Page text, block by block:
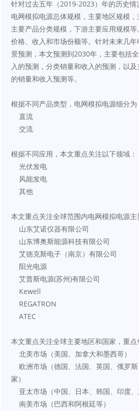
针对过去五年（2019-2023）年的历史
电网模拟电源总体规模，主要地区规模，
主要产品分类规模，下游主要应用规模等
价格、收入和市场份额等。针对未来几
景预测，本文预测到2030年，主要包括
入的预测，分类销量和收入的预测，以
的销量和收入预测等。
根据不同产品类型，电网模拟电源细分为
    直流
    交流
根据不同应用，本文重点关注以下领域：
    光伏发电
    风能发电
    其他
本文重点关注全球范围内电网模拟电源主
    山东艾诺仪器有限公司
    山东博奥斯能源科技有限公司
    艾德克斯电子（南京）有限公司
    阳光电源
    艾普斯电源(苏州)有限公司
    Kewell
    REGATRON
    ATEC
本文重点关注全球主要地区和国家，重点
    北美市场（美国、加拿大和墨西哥）
家）
亚太市场（中国、日本、韩国、印度
    南美市场（巴西和阿根廷等）